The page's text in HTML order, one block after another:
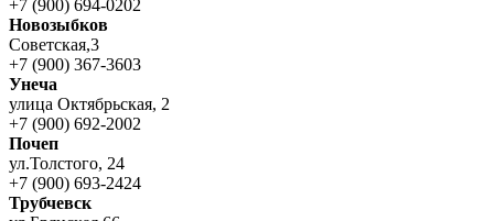
+7 (900) 694-0202
Новозыбков
Советская,3
+7 (900) 367-3603
Унеча
улица Октябрьская, 2
+7 (900) 692-2002
Почеп
ул.Толстого, 24
+7 (900) 693-2424
Трубчевск